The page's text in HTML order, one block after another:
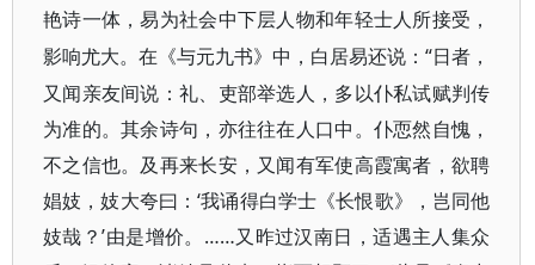
艳诗一体，易为社会中下层人物和年轻士人所接受，
影响尤大。在《与元九书》中，白居易还说：“日者，
又闻亲友间说：礼、吏部举选人，多以仆私试赋判传
为准的。其余诗句，亦往往在人口中。仆恧然自愧，
不之信也。及再来长安，又闻有军使高霞寓者，欲聘
娼妓，妓大夸曰：‘我诵得白学士《长恨歌》，岂同他
妓哉？’由是增价。……又昨过汉南日，适遇主人集众